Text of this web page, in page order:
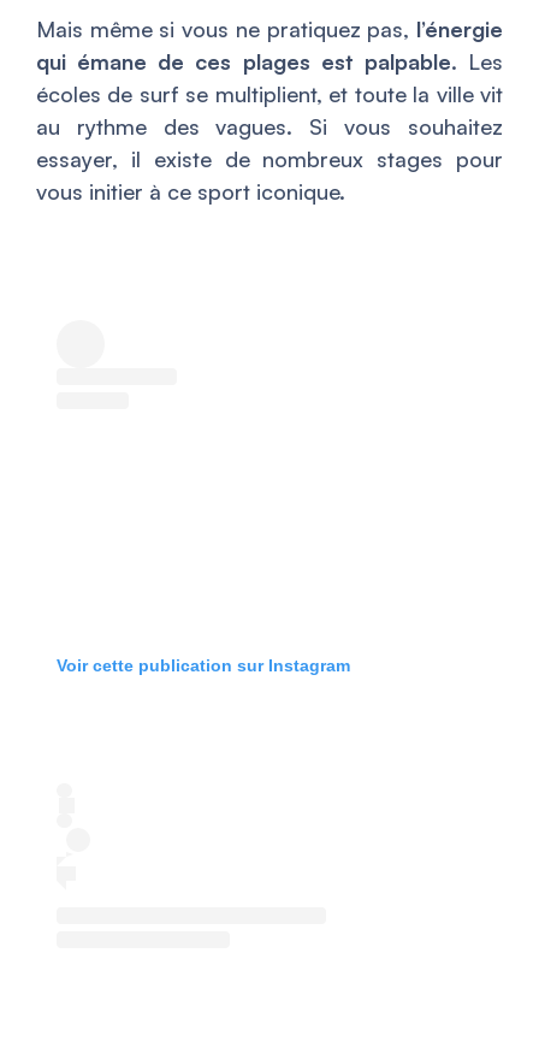
Mais même si vous ne pratiquez pas, l’énergie
qui émane de ces plages est palpable. Les
écoles de surf se multiplient, et toute la ville vit
au rythme des vagues. Si vous souhaitez
essayer, il existe de nombreux stages pour
vous initier à ce sport iconique.
Voir cette publication sur Instagram